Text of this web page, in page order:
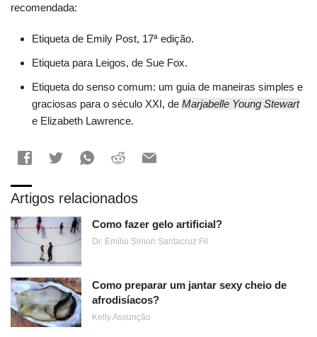
recomendada:
Etiqueta de Emily Post, 17ª edição.
Etiqueta para Leigos, de Sue Fox.
Etiqueta do senso comum: um guia de maneiras simples e
graciosas para o século XXI, de Marjabelle Young Stewart
e Elizabeth Lawrence.
Artigos relacionados
Como fazer gelo artificial?
Dr. Emílio Simon Santacruz Fil
Como preparar um jantar sexy cheio de
afrodisíacos?
Kelly Assunção